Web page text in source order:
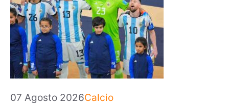
07 Agosto 2026Categorie
Calcio